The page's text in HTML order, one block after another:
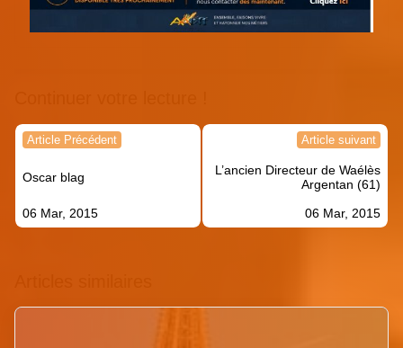
Navigation
l’article
Article Précédent
Oscar blag
06 Mar, 2015
Article suivant
L’ancien Directeur de Waélès
Argentan (61)
06 Mar, 2015